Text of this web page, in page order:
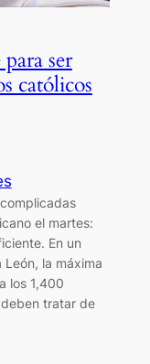
ser
católicos
el martes:
En un
la máxima
los 1,400
tratar de